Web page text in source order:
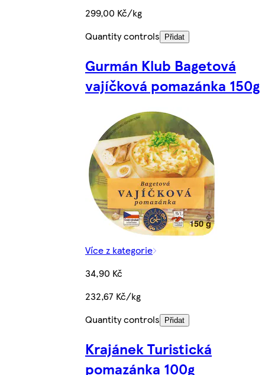
299,00 Kč/kg
Quantity controls
Přidat
Gurmán Klub Bagetová
vajíčková pomazánka 150g
Více z kategorie
34,90 Kč
232,67 Kč/kg
Quantity controls
Přidat
Krajánek Turistická
pomazánka 100g